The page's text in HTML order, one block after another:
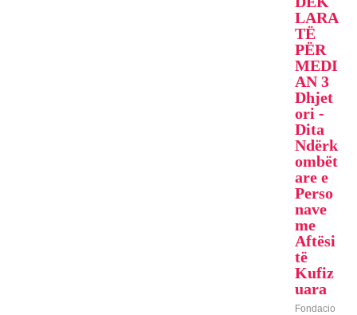
LARA
TË
PËR
MEDI
AN 3
Dhjet
ori -
Dita
Ndërk
ombët
are e
Perso
nave
me
Aftësi
të
Kufiz
uara
Fondacio